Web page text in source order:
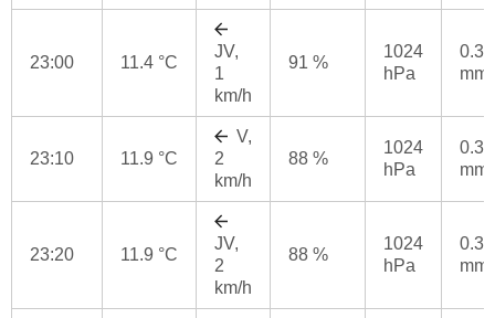
23:00 11.4 °C
JV,
1
km/h
91 %
1024
hPa
0.3
mm
23:10 11.9 °C
V,
2
km/h
88 %
1024
hPa
0.3
mm
23:20 11.9 °C
JV,
2
km/h
88 %
1024
hPa
0.3
mm